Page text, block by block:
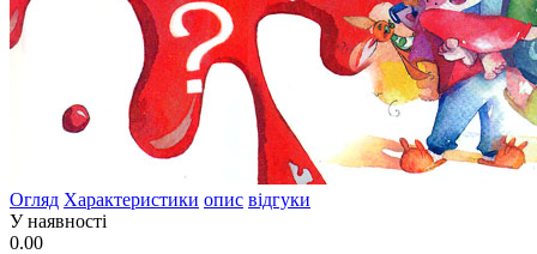
Огляд Характеристики опис відгуки
У наявності
0.00